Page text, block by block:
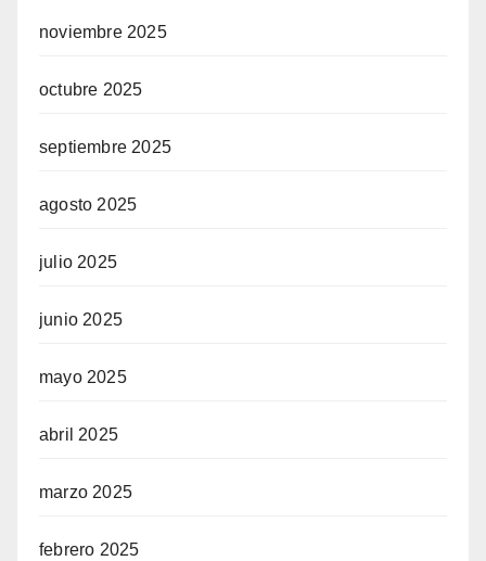
noviembre 2025
octubre 2025
septiembre 2025
agosto 2025
julio 2025
junio 2025
mayo 2025
abril 2025
marzo 2025
febrero 2025